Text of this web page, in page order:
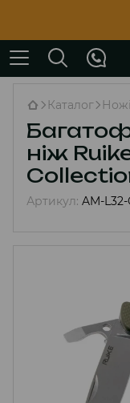
Каталог
ніж
Артикул: AM-L32-